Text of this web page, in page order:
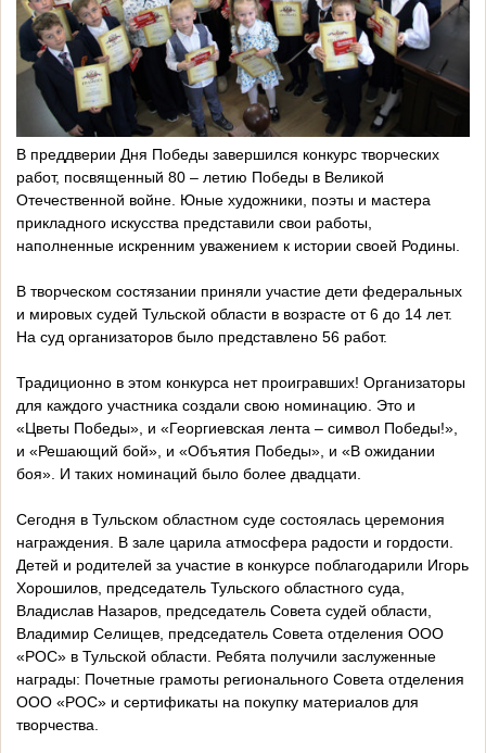
В преддверии Дня Победы завершился конкурс творческих
работ, посвященный 80 – летию Победы в Великой
Отечественной войне. Юные художники, поэты и мастера
прикладного искусства представили свои работы,
наполненные искренним уважением к истории своей Родины.
В творческом состязании приняли участие дети федеральных
и мировых судей Тульской области в возрасте от 6 до 14 лет.
На суд организаторов было представлено 56 работ.
Традиционно в этом конкурса нет проигравших! Организаторы
для каждого участника создали свою номинацию. Это и
«Цветы Победы», и «Георгиевская лента – символ Победы!»,
и «Решающий бой», и «Объятия Победы», и «В ожидании
боя». И таких номинаций было более двадцати.
Сегодня в Тульском областном суде состоялась церемония
награждения. В зале царила атмосфера радости и гордости.
Детей и родителей за участие в конкурсе поблагодарили Игорь
Хорошилов, председатель Тульского областного суда,
Владислав Назаров, председатель Совета судей области,
Владимир Селищев, председатель Совета отделения ООО
«РОС» в Тульской области. Ребята получили заслуженные
награды: Почетные грамоты регионального Совета отделения
ООО «РОС» и сертификаты на покупку материалов для
творчества.